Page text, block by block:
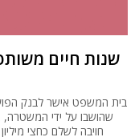
בית המשפט אישר לבנק
שהושבו על ידי המשטרה,